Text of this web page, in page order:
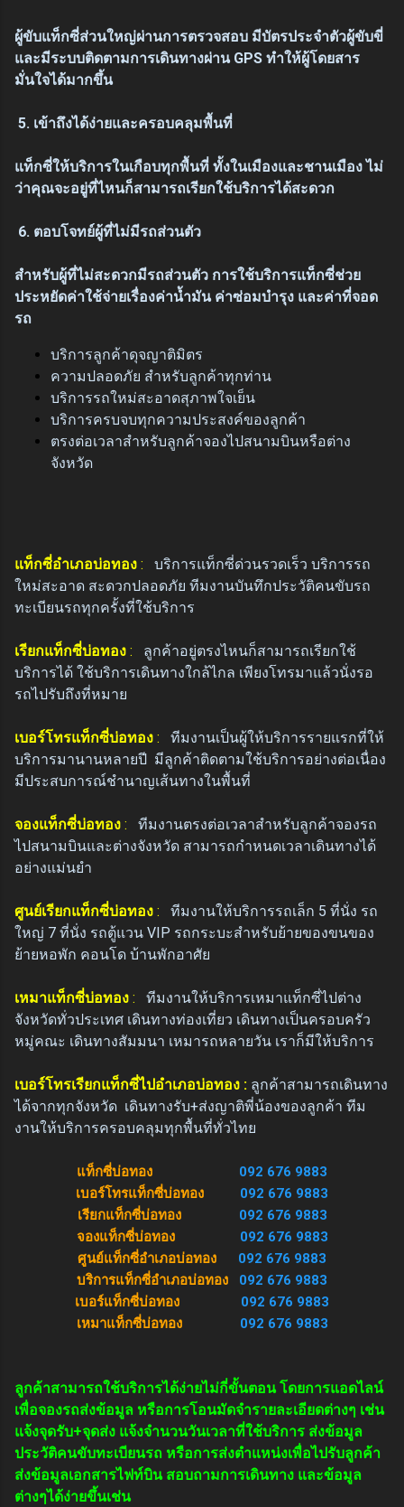
ผู้ขับแท็กซี่ส่วนใหญ่ผ่านการตรวจสอบ มีบัตรประจำตัวผู้ขับขี่
และมีระบบติดตามการเดินทางผ่าน GPS ทำให้ผู้โดยสาร
มั่นใจได้มากขึ้น
5. เข้าถึงได้ง่ายและครอบคลุมพื้นที่
แท็กซี่ให้บริการในเกือบทุกพื้นที่ ทั้งในเมืองและชานเมือง ไม่
ว่าคุณจะอยู่ที่ไหนก็สามารถเรียกใช้บริการได้สะดวก
6. ตอบโจทย์ผู้ที่ไม่มีรถส่วนตัว
สำหรับผู้ที่ไม่สะดวกมีรถส่วนตัว การใช้บริการแท็กซี่ช่วย
ประหยัดค่าใช้จ่ายเรื่องค่าน้ำมัน ค่าซ่อมบำรุง และค่าที่จอด
รถ
บริการลูกค้าดุจญาติมิตร
ความปลอดภัย สำหรับลูกค้าทุกท่าน
บริการรถใหม่สะอาดสุภาพใจเย็น
บริการครบจบทุกความประสงค์ของลูกค้า
ตรงต่อเวลาสำหรับลูกค้าจองไปสนามบินหรือต่าง
จังหวัด
แท็กซี่อำเภอบ่อทอง :
บริการแท็กซี่ด่วนรวดเร็ว บริการรถ
ใหม่สะอาด สะดวกปลอดภัย ทีมงานบันทึกประวัติคนขับรถ
ทะเบียนรถทุกครั้งที่ใช้บริการ
เรียกแท็กซี่บ่อทอง :
ลูกค้าอยู่ตรงไหนก็สามารถเรียกใช้
บริการได้ ใช้บริการเดินทางใกล้ไกล เพียงโทรมาแล้วนั่งรอ
รถไปรับถึงที่หมาย
เบอร์โทรแท็กซี่บ่อทอง :
ทีมงานเป็นผู้ให้บริการรายแรกที่ให้
บริการมานานหลายปี มีลูกค้าติดตามใช้บริการอย่างต่อเนื่อง
มีประสบการณ์ชำนาญเส้นทางในพื้นที่
จองแท็กซี่บ่อทอง :
ทีมงานตรงต่อเวลาสำหรับลูกค้าจองรถ
ไปสนามบินและต่างจังหวัด สามารถกำหนดเวลาเดินทางได้
อย่างแม่นยำ
ศูนย์เรียกแท็กซี่บ่อทอง :
ทีมงานให้บริการรถเล็ก 5 ที่นั่ง รถ
ใหญ่ 7 ที่นั่ง รถตู้แวน VIP รถกระบะสำหรับย้ายของขนของ
ย้ายหอพัก คอนโด บ้านพักอาศัย
เหมาแท็กซี่บ่อทอง :
ทีมงานให้บริการเหมาแท็กซี่ไปต่าง
จังหวัดทั่วประเทศ เดินทางท่องเที่ยว เดินทางเป็นครอบครัว
หมู่คณะ เดินทางสัมมนา เหมารถหลายวัน เราก็มีให้บริการ
เบอร์โทรเรียกแท็กซี่ไปอำเภอบ่อทอง : ลูกค้าสามารถเดินทาง
ได้จากทุกจังหวัด เดินทางรับ+ส่งญาติพี่น้องของลูกค้า ทีม
งานให้บริการครอบคลุมทุกพื้นที่ทั่วไทย
แท็กซี่บ่อทอง 092 676 9883
เบอร์โทรแท็กซี่บ่อทอง 092 676 9883
เรียกแท็กซี่บ่อทอง 092 676 9883
จองแท็กซี่บ่อทอง 092 676 9883
ศูนย์แท็กซี่อำเภอบ่อทอง 092 676 9883
บริการแท็กซี่อำเภอบ่อทอง 092 676 9883
เบอร์แท็กซี่บ่อทอง 092 676 9883
เหมาแท็กซี่บ่อทอง 092 676 9883
ลูกค้าสามารถใช้บริการได้ง่ายไม่กี่ขั้นตอน โดยการแอดไลน์
เพื่อจองรถส่งข้อมูล หรือการโอนมัดจำรายละเอียดต่างๆ เช่น
แจ้งจุดรับ+จุดส่ง แจ้งจำนวนวันเวลาที่ใช้บริการ ส่งข้อมูล
ประวัติคนขับทะเบียนรถ หรือการส่งตำแหน่งเพื่อไปรับลูกค้า
ส่งข้อมูลเอกสารไฟท์บิน สอบถามการเดินทาง และข้อมูล
ต่างๆได้ง่ายขึ้นเช่น